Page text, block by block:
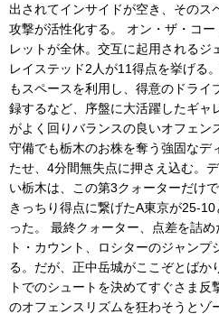
出されてインサイドが空き、そのス
攻撃が活性化する。 オン・ザ・コ
レットが全休。交互に起用される
レイステッド2人が11得点を挙げる
もスペースを利用し、得意のドラ
録するなど、序盤に大活躍したギャ
がよく回りバランスの良いオフェン
守備でも栃木のお株を奪う強固なデ
たせ、4分間無失点に押さえ込む。
い栃木は、この第3クォーターだけ
きっちり得点に繋げたA東京が25-
った。 最終クォーター、点差を詰
ト・カウント、ロシターのジャン
る。だが、正中岳城がここぞとばか
トでのシュートを決めてすぐさま
のオフェンスリズムを狂わそうとゾ